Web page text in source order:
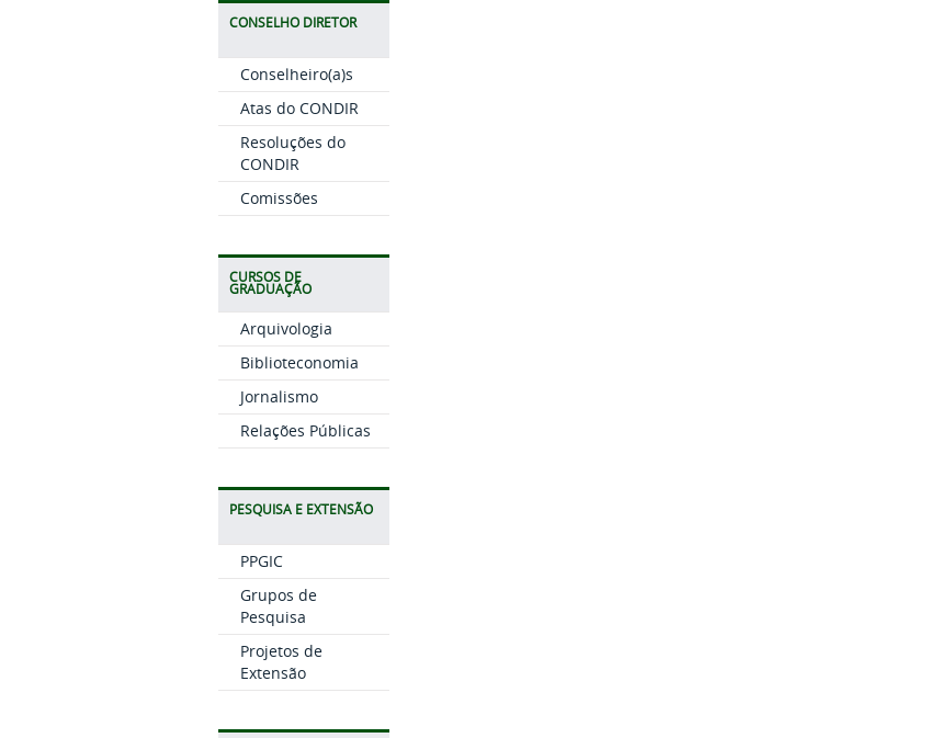
CONSELHO DIRETOR
Conselheiro(a)s
Atas do CONDIR
Resoluções do
CONDIR
Comissões
CURSOS DE
GRADUAÇÃO
Arquivologia
Biblioteconomia
Jornalismo
Relações Públicas
PESQUISA E EXTENSÃO
PPGIC
Grupos de
Pesquisa
Projetos de
Extensão